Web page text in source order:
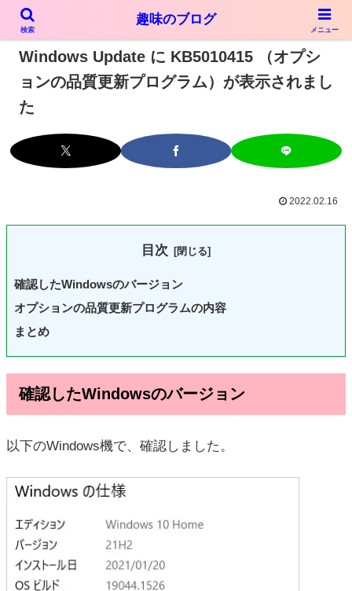
PR
Windows Update に KB5010415 （オプシ
ョンの品質更新プログラム）が表示されまし
た
2022.02.16
目次
確認したWindowsのバージョン
オプションの品質更新プログラムの内容
まとめ
確認したWindowsのバージョン
以下のWindows機で、確認しました。
検索
趣味のブログ
メニュー